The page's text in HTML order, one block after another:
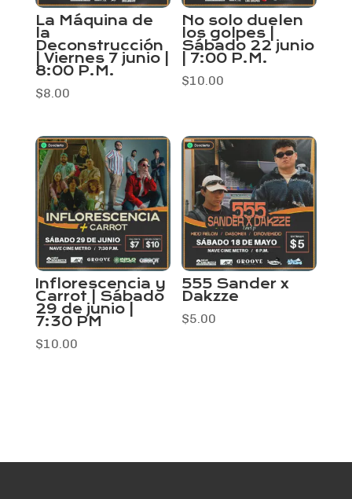
La Máquina de
la
Deconstrucción
| Viernes 7 junio |
8:00 P.M.
$8.00
No solo duelen
los golpes |
Sábado 22 junio
| 7:00 P.M.
$10.00
Inflorescencia y
Carrot | Sábado
29 de junio |
7:30 PM
$10.00
555 Sander x
Dakzze
$5.00